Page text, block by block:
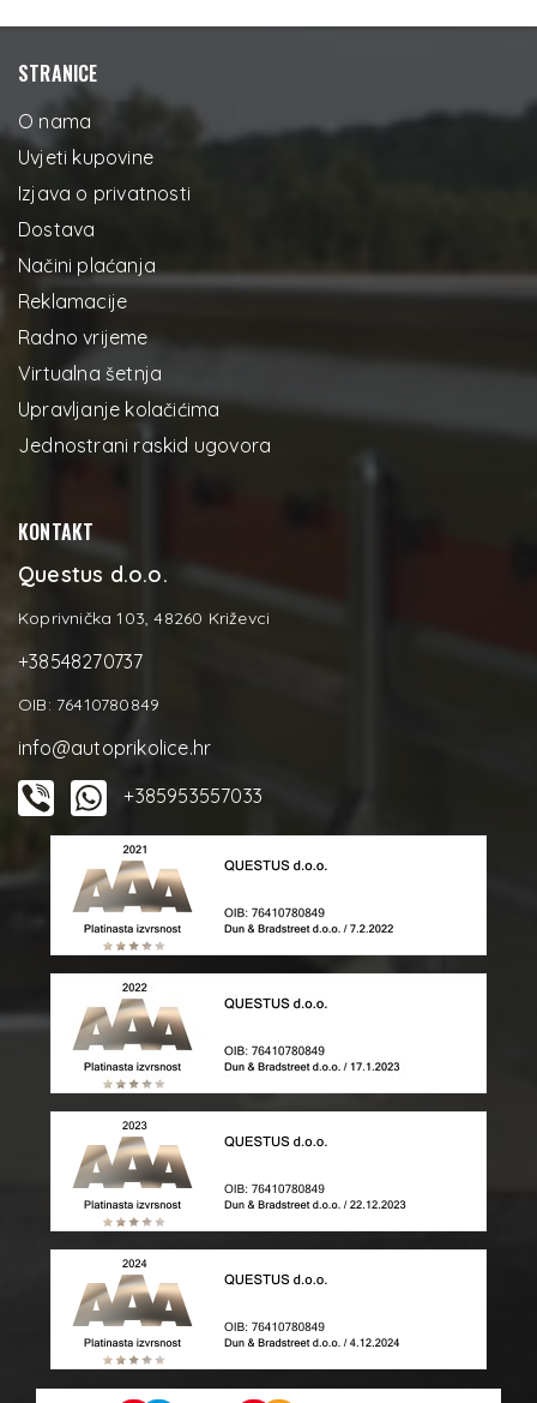
STRANICE
O nama
Uvjeti kupovine
Izjava o privatnosti
Dostava
Načini plaćanja
Reklamacije
Radno vrijeme
Virtualna šetnja
Upravljanje kolačićima
Jednostrani raskid ugovora
KONTAKT
Questus d.o.o.
Koprivnička 103, 48260 Križevci
+38548270737
OIB: 76410780849
info@autoprikolice.hr
+385953557033